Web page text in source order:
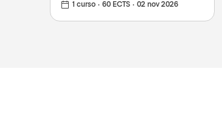
1 curso 60 ECTS 02 nov 2026